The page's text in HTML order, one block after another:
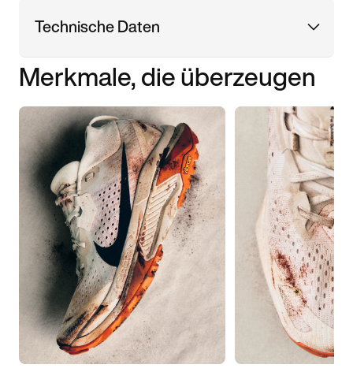
Technische Daten
Merkmale, die überzeugen